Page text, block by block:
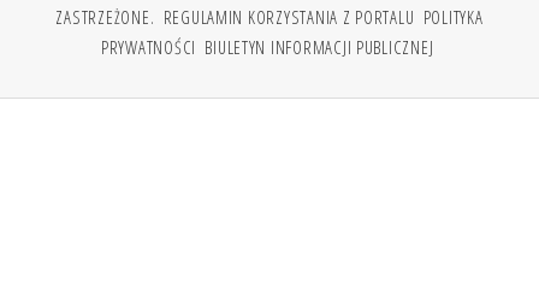
ZASTRZEŻONE. REGULAMIN KORZYSTANIA Z PORTALU POLITYKA
PRYWATNOŚCI BIULETYN INFORMACJI PUBLICZNEJ